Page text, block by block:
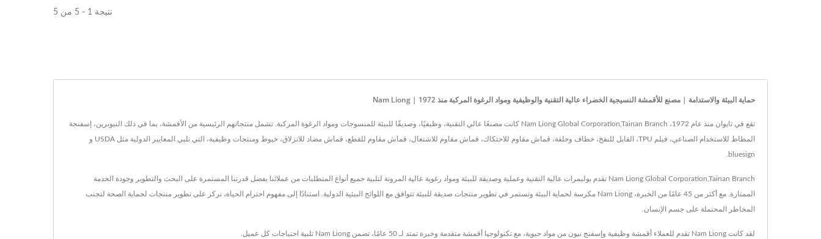
نتيجة 1 - 5 من 5
حماية البيئة والاستدامة | مصنع للأقمشة النسيجية الخضراء عالية التقنية والوظيفية ومواد الرغوة المركبة منذ 1972 | Nam Liong
تقع في تايوان منذ عام 1972، Nam Liong Global Corporation,Tainan Branch كانت مصنعًا عالي التقنية، وظيفيًا، وصديقًا للبيئة للمنسوجات ومواد الرغوة المركبة. تشمل منتجاتهم الرئيسية من الأقمشة، بما في ذلك النيوبرين، إسفنجة
المطاط للاستخدام الصناعي، فيلم TPU، القابل للنفخ، خطاف وحلقة، قماش مقاوم للاحتكاك، قماش مقاوم للاشتعال، قماش مقاوم للقطع، قماش مضاد للانزلاق، خيوط ومنتجات وظيفية، التي تلبي المعايير الدولية مثل USDA و
bluesign.
Nam Liong Global Corporation,Tainan Branch تقدم بوليمرات عالية التقنية وعملية وصديقة للبيئة ومواد رغوية عالية المرونة لتلبية جميع أنواع المتطلبات من عملائنا بفضل قدرتنا المستمرة على البحث والتطوير وجودة الخدمة
الممتازة. مع أكثر من 45 عامًا من الخبرة، Nam Liong مكرسة لحماية البيئة وتستمر في تطوير منتجات صديقة للبيئة تتوافق مع اللوائح البيئية الدولية. استنادًا إلى مفهوم احترام الحياة، نركز على تطوير منتجات لحماية الصحة لتجنب
المخاطر المحتملة على جسم الإنسان.
لقد كانت Nam Liong تقدم للعملاء أقمشة وظيفية وإسفنج نيون من مواد حيوية، مع تكنولوجيا أقمشة متقدمة وخبرة تمتد لـ 50 عامًا، تضمن Nam Liong تلبية احتياجات كل عميل.